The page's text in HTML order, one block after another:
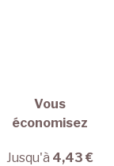
Vous
économisez
Jusqu'à 4,43 €